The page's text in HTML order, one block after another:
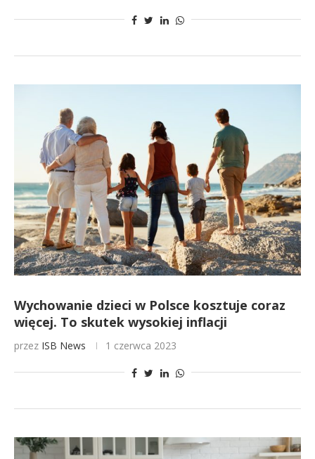
Wychowanie dzieci w Polsce kosztuje coraz
więcej. To skutek wysokiej inflacji
przez ISB News 1 czerwca 2023